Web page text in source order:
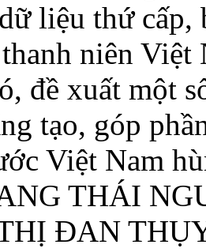
liệu thứ
niên
đề xuất một
tạo, góp
Việt Nam
THÁI
ĐAN